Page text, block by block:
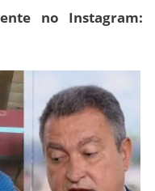
no Instagram: